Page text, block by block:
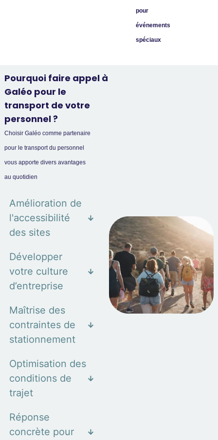
pour
événements
spéciaux
Pourquoi faire appel à
Galéo pour le
transport de votre
personnel ?
Choisir Galéo comme partenaire
pour le transport du personnel
vous apporte divers avantages
au quotidien
Amélioration de
l'accessibilité
des sites
Développer
votre culture
d’entreprise
Maîtrise des
contraintes de
stationnement
Optimisation des
conditions de
trajet
Réponse
concrète pour